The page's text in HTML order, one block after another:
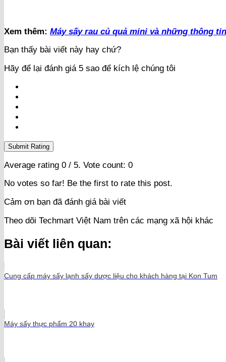
Xem thêm: Máy sấy rau củ quả mini và những thông
Bạn thấy bài viết này hay chứ?
Hãy để lại đánh giá 5 sao để kích lệ chúng tôi
Submit Rating
Average rating 0 / 5. Vote count: 0
No votes so far! Be the first to rate this post.
Cảm ơn bạn đã đánh giá bài viết
Theo dõi Techmart Việt Nam trên các mạng xã hội khác
Bài viết liên quan:
Cung cấp máy sấy lạnh sấy dược liệu cho khách hàng tại Kon Tum
Máy sấy thực phẩm 20 khay